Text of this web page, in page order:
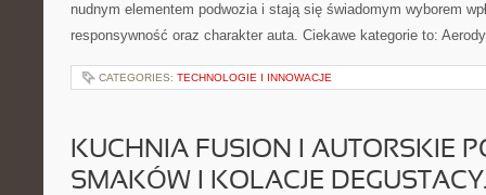
nudnym elementem podwozia i stają się świadomym wyborem
responsywność oraz charakter auta. Ciekawe kategorie to:
CATEGORIES: TECHNOLOGIE I INNOWACJE
KUCHNIA FUSION I AUTORSKIE
SMAKÓW I KOLACJE